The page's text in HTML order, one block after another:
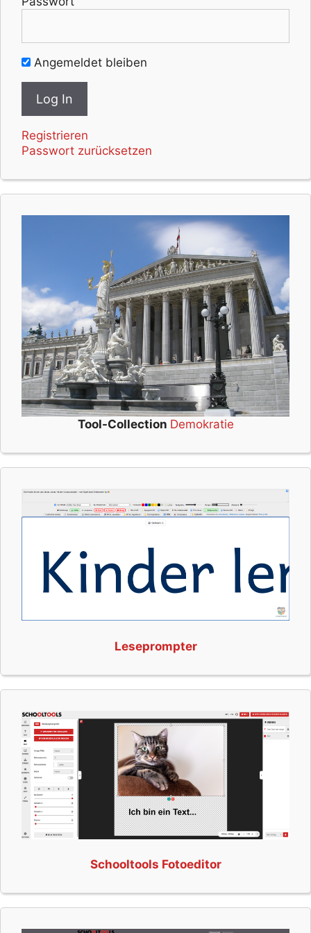
Angemeldet bleiben
Registrieren
Passwort zurücksetzen
Tool-Collection Demokratie
Leseprompter
Schooltools Fotoeditor